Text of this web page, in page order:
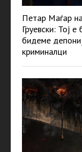
Петар Маѓар
Груевски: Тој
бидеме
криминалци